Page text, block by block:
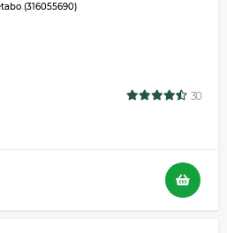
(316055690)
30